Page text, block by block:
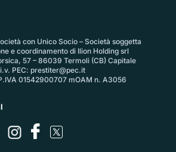
con Unico Socio – Società soggetta
e coordinamento di Ilion Holding srl
57 – 86039 Termoli (CB) Capitale
PEC: prestiter@pec.it
01542900707 mOAM n. A3056